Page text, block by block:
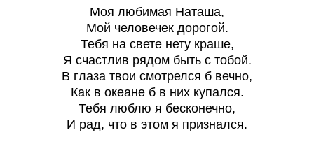
Моя любимая Наташа,
Мой человечек дорогой.
Тебя на свете нету краше,
Я счастлив рядом быть с тобой.
В глаза твои смотрелся б вечно,
Как в океане б в них купался.
Тебя люблю я бесконечно,
И рад, что в этом я признался.